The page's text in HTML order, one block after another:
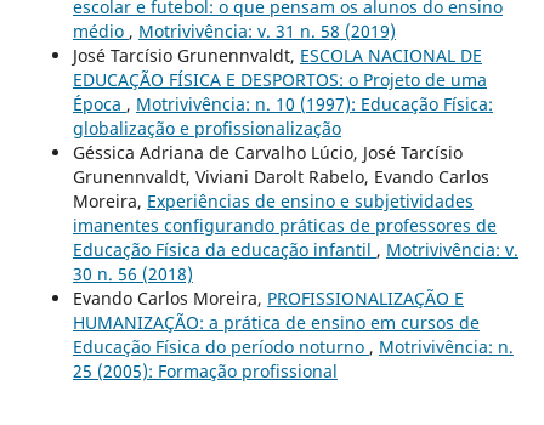
escolar e futebol: o que pensam os alunos do ensino
médio , Motrivivência: v. 31 n. 58 (2019)
José Tarcísio Grunennvaldt, ESCOLA NACIONAL DE
EDUCAÇÃO FÍSICA E DESPORTOS: o Projeto de uma
Época , Motrivivência: n. 10 (1997): Educação Física:
globalização e profissionalização
Géssica Adriana de Carvalho Lúcio, José Tarcísio
Grunennvaldt, Viviani Darolt Rabelo, Evando Carlos
Moreira, Experiências de ensino e subjetividades
imanentes configurando práticas de professores de
Educação Física da educação infantil , Motrivivência: v.
30 n. 56 (2018)
Evando Carlos Moreira, PROFISSIONALIZAÇÃO E
HUMANIZAÇÃO: a prática de ensino em cursos de
Educação Física do período noturno , Motrivivência: n.
25 (2005): Formação profissional